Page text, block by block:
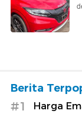
Berita
#1 Harga